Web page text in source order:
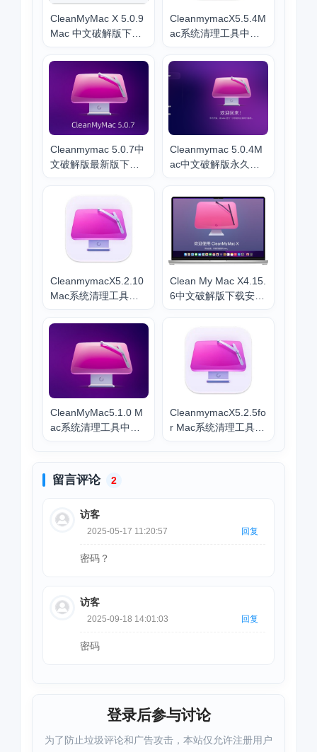
CleanMyMac X 5.0.9
Mac 中文破解版下载
最新2025）
CleanmymacX5.5.4M
ac系统清理工具中文
aning Software
Cleanmymac 5.0.7中
文破解版最新版下载
Cleanmymac 5.0.4M
ac中文破解版永久使
包教程
CleanmymacX5.2.10
Mac系统清理工具中
Clean My Mac X4.15.
6中文破解版下载安装
CleanMyMac5.1.0 M
ac系统清理工具中文
CleanmymacX5.2.5fo
r Mac系统清理工具中
留言评论 2
访客
2025-05-17 11:20:57 回复
密码？
访客
2025-09-18 14:01:03 回复
密码
登录后参与讨论
为了防止垃圾评论和广告攻击，本站仅允许注册用户